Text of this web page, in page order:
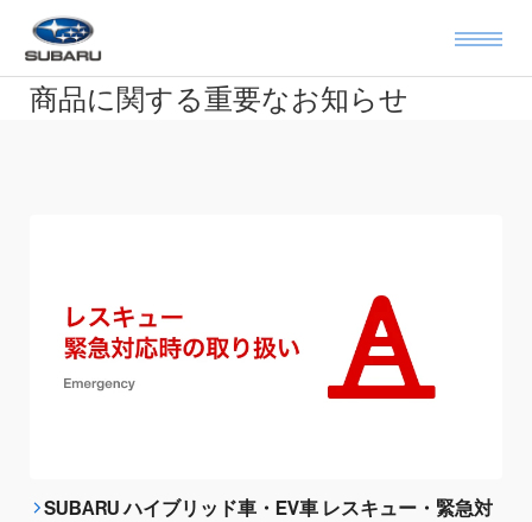
商品に関する重要なお知らせ
SUBARU ハイブリッド車・EV車 レスキュー・緊急対